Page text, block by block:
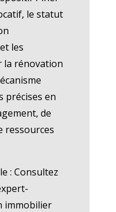
le statut
les
la rénovation
précises en
de
ressources
: Consultez
immobilier